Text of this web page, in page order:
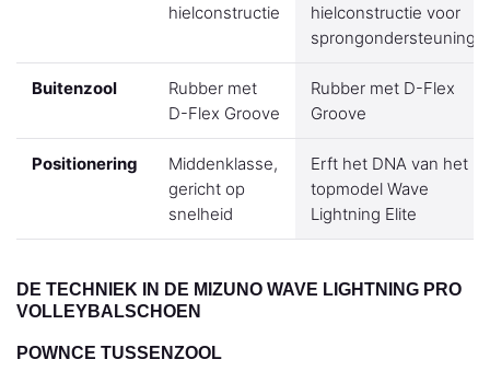
hielconstructie
hielconstructie voor
sprongondersteuning
Buitenzool
Rubber met
D-Flex Groove
Rubber met D-Flex
Groove
Positionering
Middenklasse,
gericht op
snelheid
Erft het DNA van het
topmodel Wave
Lightning Elite
DE TECHNIEK IN DE MIZUNO WAVE LIGHTNING PRO
VOLLEYBALSCHOEN
POWNCE TUSSENZOOL